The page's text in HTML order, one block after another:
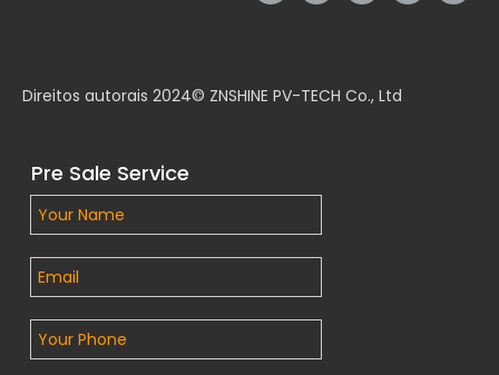
ZNSHINE SOLAR recebeu recentemente o prestigiado
Direitos autorais 2024© ZNSHINE PV-TECH Co., Ltd
Pre Sale Service